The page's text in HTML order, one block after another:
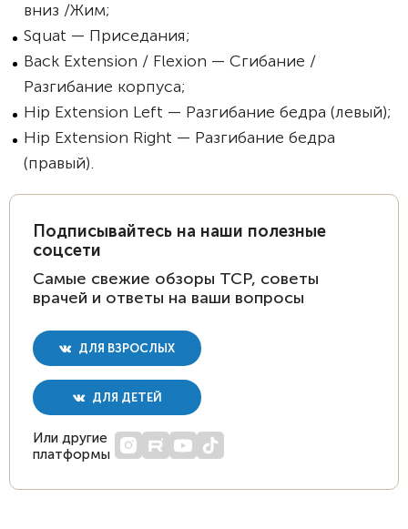
вниз /Жим;
Squat — Приседания;
Back Extension / Flexion — Сгибание /
Разгибание корпуса;
Hip Extension Left — Разгибание бедра (левый);
Hip Extension Right — Разгибание бедра
(правый).
Подписывайтесь на наши полезные
соцсети
Самые свежие обзоры ТСР, советы
врачей и ответы на ваши вопросы
ДЛЯ ВЗРОСЛЫХ
ДЛЯ ДЕТЕЙ
Или другие
платформы